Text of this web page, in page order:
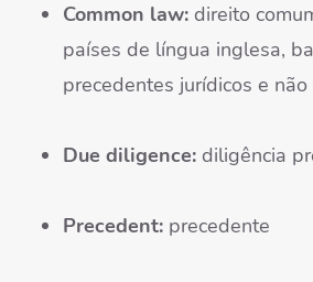
Common law: direito
países de língua inglesa,
precedentes jurídicos e
Due diligence: diligência
Precedent: precedente